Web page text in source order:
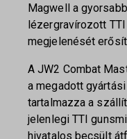
Magwell a
lézergravírozott
megjelenését
A JW2 Combat
a megadott
tartalmazza a
jelenlegi TTI
hivatalos becsült